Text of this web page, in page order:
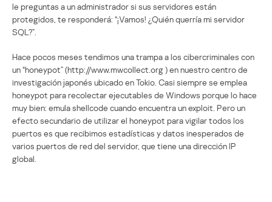
le preguntas a un administrador si sus servidores están
protegidos, te responderá: “¡Vamos! ¿Quién querría mi servidor
SQL?”.
Hace pocos meses tendimos una trampa a los cibercriminales con
un “honeypot” (http://www.mwcollect.org ) en nuestro centro de
investigación japonés ubicado en Tokio. Casi siempre se emplea
honeypot para recolectar ejecutables de Windows porque lo hace
muy bien: emula shellcode cuando encuentra un exploit. Pero un
efecto secundario de utilizar el honeypot para vigilar todos los
puertos es que recibimos estadísticas y datos inesperados de
varios puertos de red del servidor, que tiene una dirección IP
global.